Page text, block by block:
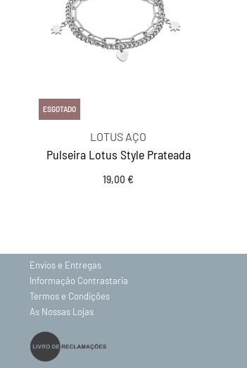
ESGOTADO
LOTUS AÇO
Pulseira Lotus Style Prateada
19,00€
Envios e Entregas
Informação Contrastaria
Termos e Condições
As Nossas Lojas